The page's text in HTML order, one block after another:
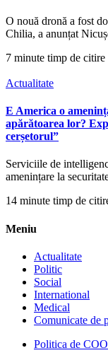
O nouă dronă a fost
Chilia, a anunțat
7 minute timp de citire
Actualitate
E America o
apărătoarea lor?
cerșetorul”
Serviciile de
amenințare la
14 minute timp de
Meniu
Actualitate
Politic
Social
International
Medical
Comunicate de
Politica de